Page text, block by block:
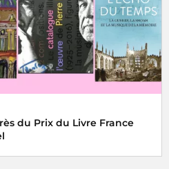
du Prix du Livre France